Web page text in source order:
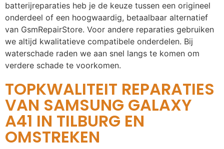
batterijreparaties heb je de keuze tussen een origineel
onderdeel of een hoogwaardig, betaalbaar alternatief
van GsmRepairStore. Voor andere reparaties gebruiken
we altijd kwalitatieve compatibele onderdelen. Bij
waterschade raden we aan snel langs te komen om
verdere schade te voorkomen.
TOPKWALITEIT REPARATIES
VAN SAMSUNG GALAXY
A41 IN TILBURG EN
OMSTREKEN